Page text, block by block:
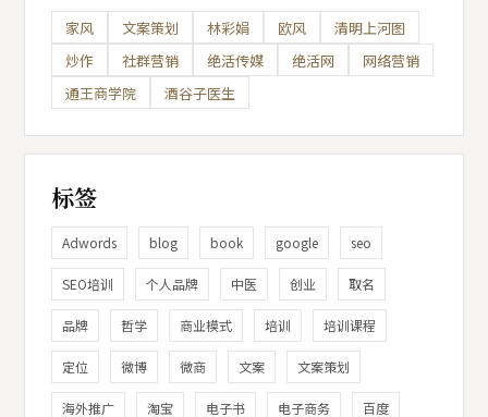
家风 文案策划 林彩娟 欧风
清明上河图
炒作
社群营销 绝活传媒 绝活网
网络营销
通王商学院
酒谷子医生
标签
Adwords blog book google seo
SEO培训 个人品牌 中医 创业 取名
品牌 哲学 商业模式 培训 培训课程
定位 微博 微商 文案 文案策划
海外推广 淘宝 电子书 电子商务 百度